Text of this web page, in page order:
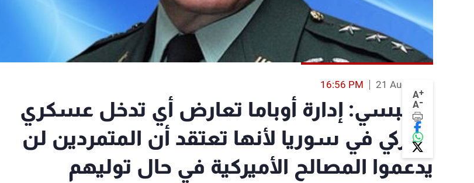
A+
A-
21 Aug 2013
16:56 PM
ديمبسي: إدارة أوباما تعارض أي تدخل عسكري
أميركي في سوريا لأنها تعتقد أن المتمردين لن
يدعموا المصالح الأميركية في حال توليهم